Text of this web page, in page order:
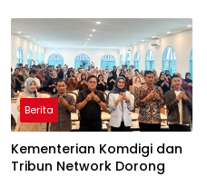
Agusen
Berita
Kementerian Komdigi dan
Tribun Network Dorong